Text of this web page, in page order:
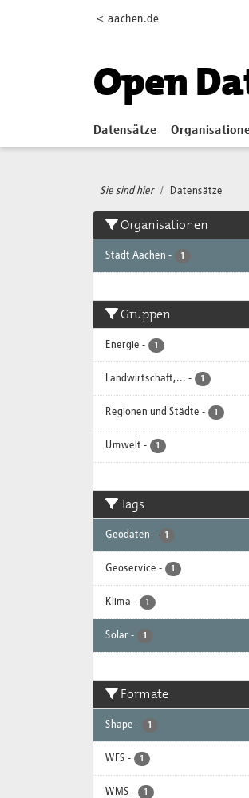
< aachen.de
Open
Datensätze
Sie sind hier Datensätze
Organisationen
Stadt Aachen - 1
Gruppen
Energie - 1
Landwirtschaft,... - 1
Regionen und Städte - 1
Umwelt - 1
Tags
Geodaten - 1
Geoservice - 1
Klima - 1
Solar - 1
Formate
Shape - 1
WFS - 1
WMS - 1